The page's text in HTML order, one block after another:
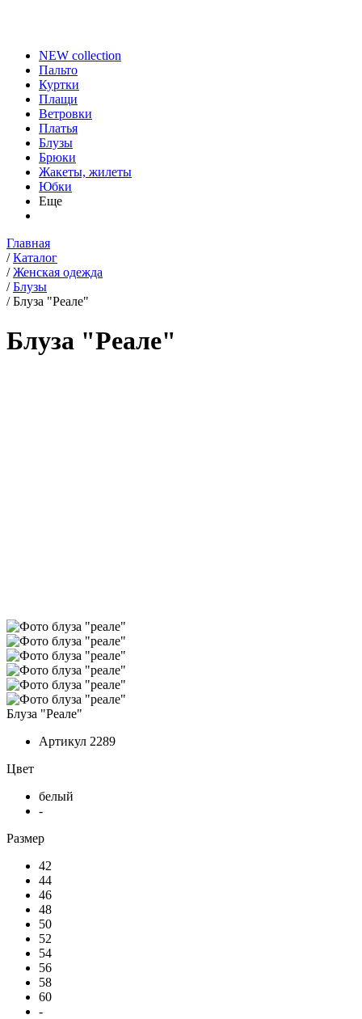
NEW collection
Пальто
Куртки
Плащи
Ветровки
Платья
Блузы
Брюки
Жакеты, жилеты
Юбки
Еще
Главная
/ Каталог
/ Женская одежда
/ Блузы
/ Блуза "Реале"
Блуза "Реале"
Блуза "Реале"
Артикул 2289
Цвет
белый
-
Размер
42
44
46
48
50
52
54
56
58
60
-